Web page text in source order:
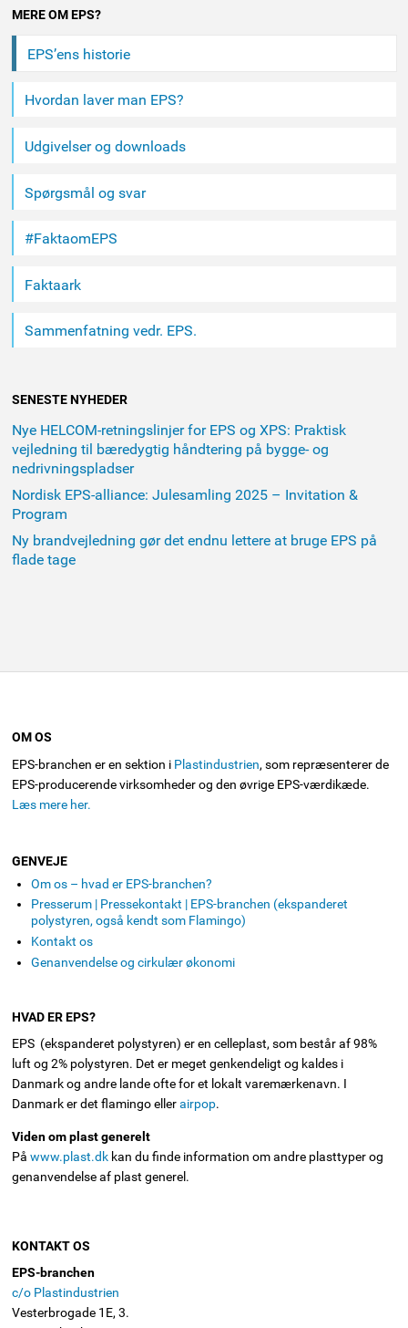
Andet
indhold
MERE OM EPS?
EPS’ens historie
Hvordan laver man EPS?
Udgivelser og downloads
Spørgsmål og svar
#FaktaomEPS
Faktaark
Sammenfatning vedr. EPS.
SENESTE NYHEDER
Nye HELCOM-retningslinjer for EPS og XPS: Praktisk
vejledning til bæredygtig håndtering på bygge- og
nedrivningspladser
Nordisk EPS-alliance: Julesamling 2025 – Invitation &
Program
Ny brandvejledning gør det endnu lettere at bruge EPS på
flade tage
OM OS
EPS-branchen er en sektion i Plastindustrien, som repræsenterer de
EPS-producerende virksomheder og den øvrige EPS-værdikæde.
Læs mere her.
GENVEJE
Om os – hvad er EPS-branchen?
Presserum | Pressekontakt | EPS-branchen (ekspanderet
polystyren, også kendt som Flamingo)
Kontakt os
Genanvendelse og cirkulær økonomi
HVAD ER EPS?
EPS (ekspanderet polystyren) er en celleplast, som består af 98%
luft og 2% polystyren. Det er meget genkendeligt og kaldes i
Danmark og andre lande ofte for et lokalt varemærkenavn. I
Danmark er det flamingo ellerairpop.
Viden om plast generelt
Påwww.plast.dk kan du finde information om andre plasttyper og
genanvendelse af plast generel.
KONTAKT OS
EPS-branchen
c/o Plastindustrien
Vesterbrogade 1E, 3.